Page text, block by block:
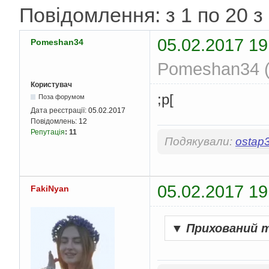
Повідомлення: з 1 по 20 з
Pomeshan34
05.02.2017
Pomeshan34
Користувач
Поза форумом
Дата реєстрації: 05.02.2017
Повідомлень: 12
Репутація: 11
;p[
Подякували:
FakiNyan 05.02.2017
▼ Прихований